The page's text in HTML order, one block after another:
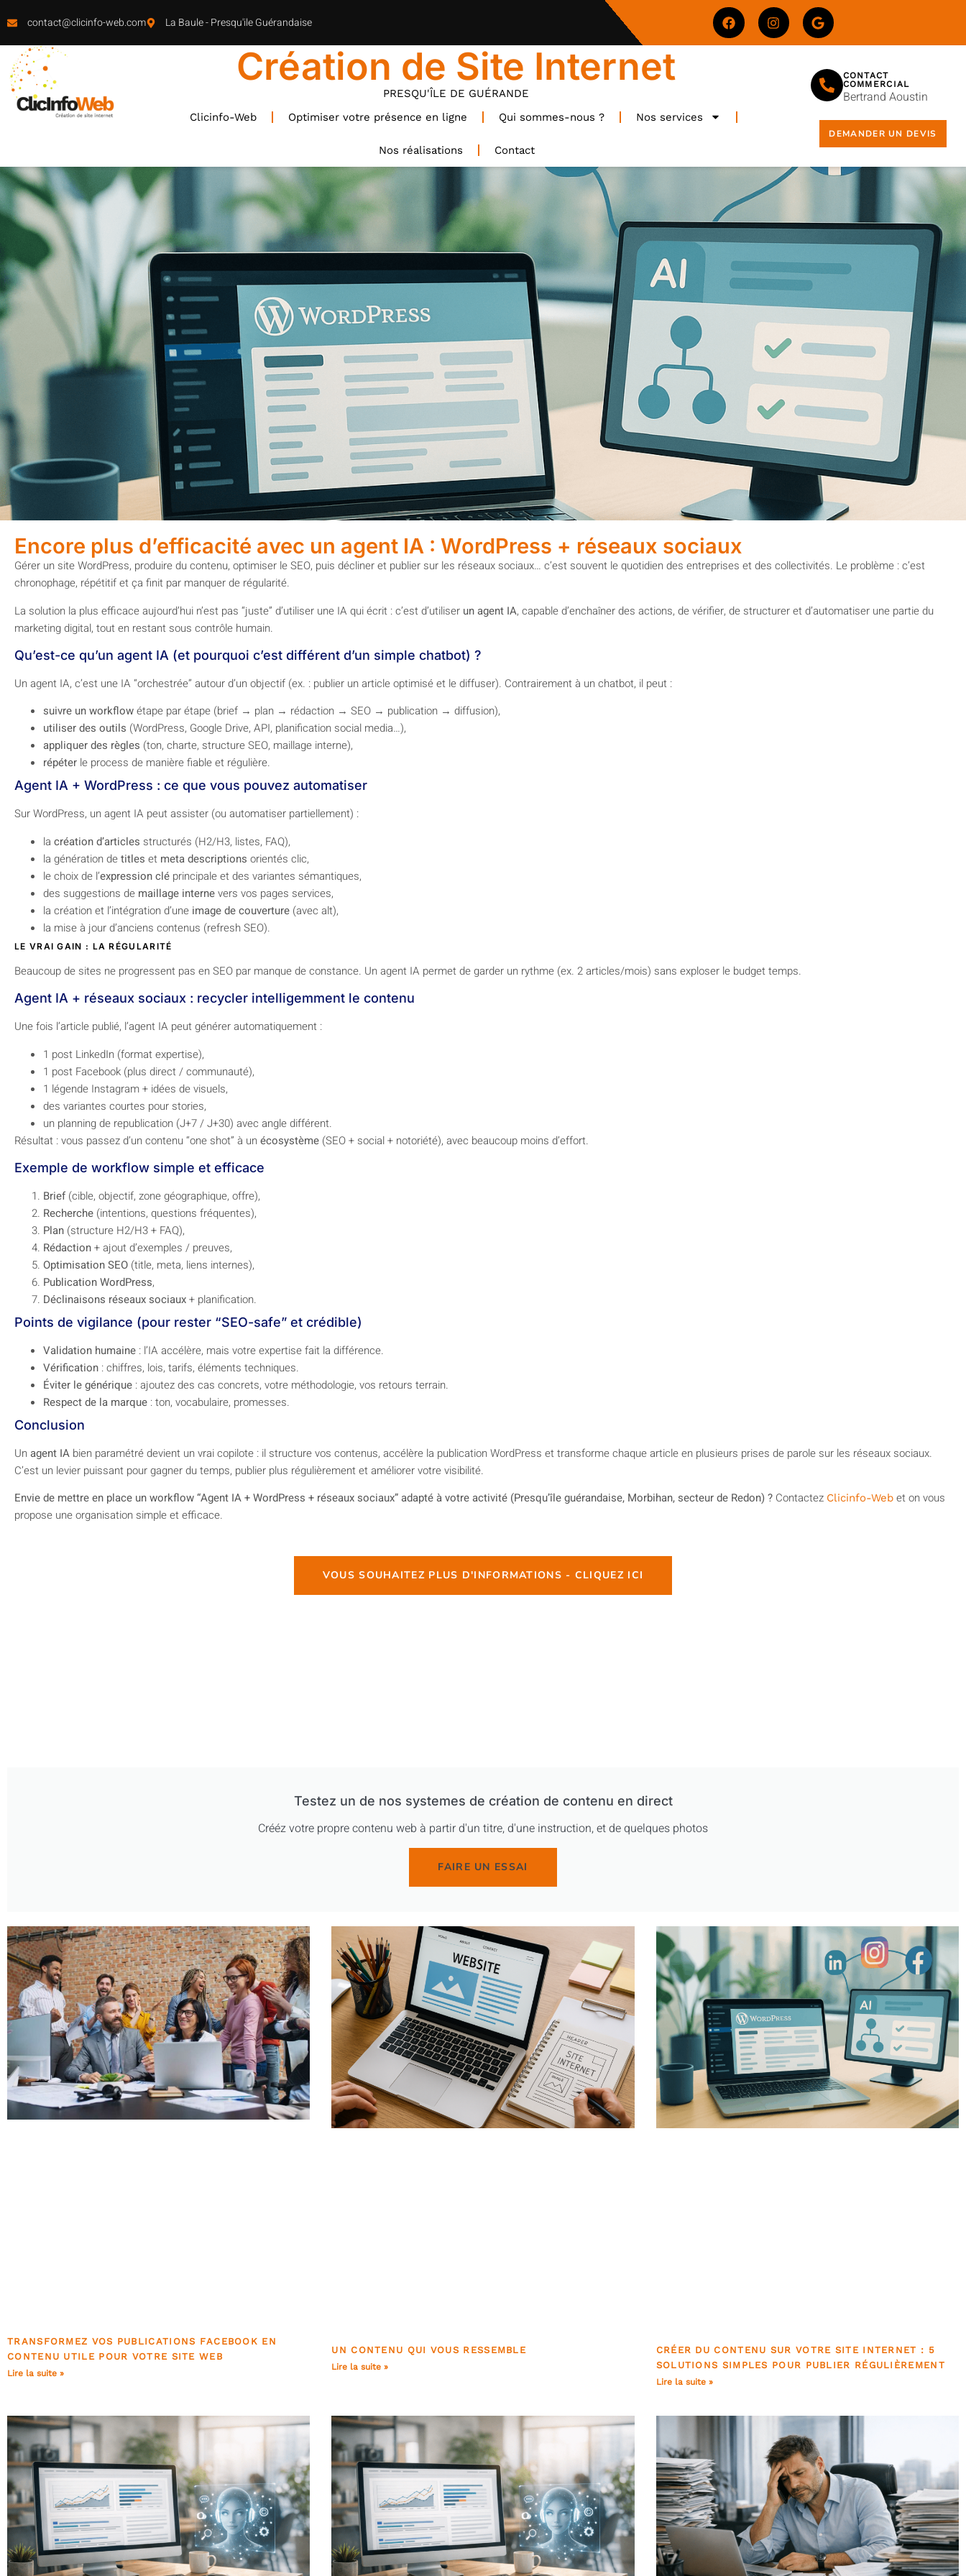
contact@clicinfo-web.com La Baule - Presqu'ile Guérandaise
Création de Site Internet
PRESQU'ÎLE DE GUÉRANDE
Clicinfo-Web
Optimiser votre présence en ligne Qui sommes-nous ? Nos services
Nos réalisations Contact
CONTACT
COMMERCIAL
Bertrand Aoustin
DEMANDER UN DEVIS
Encore plus d’efficacité avec un agent IA : WordPress + réseaux sociaux
Gérer un site WordPress, produire du contenu, optimiser le SEO, puis décliner et publier sur les réseaux sociaux… c’est souvent le quotidien des entreprises et des collectivités. Le problème : c’est
chronophage, répétitif et ça finit par manquer de régularité.
La solution la plus efficace aujourd’hui n’est pas “juste” d’utiliser une IA qui écrit : c’est d’utiliser un agent IA, capable d’enchaîner des actions, de vérifier, de structurer et d’automatiser une partie du
marketing digital, tout en restant sous contrôle humain.
Qu’est-ce qu’un agent IA (et pourquoi c’est différent d’un simple chatbot) ?
Un agent IA, c’est une IA “orchestrée” autour d’un objectif (ex. : publier un article optimisé et le diffuser). Contrairement à un chatbot, il peut :
suivre un workflowétape par étape (brief → plan → rédaction → SEO → publication → diffusion),
utiliser des outils (WordPress, Google Drive, API, planification social media…),
appliquer des règles (ton, charte, structure SEO, maillage interne),
répéter le process de manière fiable et régulière.
Agent IA + WordPress : ce que vous pouvez automatiser
Sur WordPress, un agent IA peut assister (ou automatiser partiellement) :
la création d’articles structurés (H2/H3, listes, FAQ),
la génération detitles et meta descriptions orientés clic,
le choix de l’expression clé principale et des variantes sémantiques,
des suggestions de maillage internevers vos pages services,
la création et l’intégration d’une image de couverture (avec alt),
la mise à jour d’anciens contenus (refresh SEO).
LE VRAI GAIN : LA RÉGULARITÉ
Beaucoup de sites ne progressent pas en SEO par manque de constance. Un agent IA permet de garder un rythme (ex. 2 articles/mois) sans exploser le budget temps.
Agent IA + réseaux sociaux : recycler intelligemment le contenu
Une fois l’article publié, l’agent IA peut générer automatiquement :
1 post LinkedIn (format expertise),
1 post Facebook (plus direct / communauté),
1 légende Instagram + idées de visuels,
des variantes courtes pour stories,
un planning de republication (J+7 / J+30) avec angle différent.
Résultat : vous passez d’un contenu “one shot” à unécosystème (SEO + social + notoriété), avec beaucoup moins d’effort.
Exemple de workflow simple et efficace
Brief(cible, objectif, zone géographique, offre),
Recherche (intentions, questions fréquentes),
Plan (structure H2/H3 + FAQ),
Rédaction+ ajout d’exemples / preuves,
Optimisation SEO (title, meta, liens internes),
Publication WordPress,
Déclinaisons réseaux sociaux+ planification.
Points de vigilance (pour rester “SEO-safe” et crédible)
Validation humaine : l’IA accélère, mais votre expertise fait la différence.
Vérification : chiffres, lois, tarifs, éléments techniques.
Éviter le générique : ajoutez des cas concrets, votre méthodologie, vos retours terrain.
Respect de la marque : ton, vocabulaire, promesses.
Conclusion
Un agent IA bien paramétré devient un vrai copilote : il structure vos contenus, accélère la publication WordPress et transforme chaque article en plusieurs prises de parole sur les réseaux sociaux.
C’est un levier puissant pour gagner du temps, publier plus régulièrement et améliorer votre visibilité.
Envie de mettre en place un workflow “Agent IA + WordPress + réseaux sociaux” adapté à votre activité (Presqu’île guérandaise, Morbihan, secteur de Redon) ? Contactez Clicinfo-Web et on vous
propose une organisation simple et efficace.
VOUS SOUHAITEZ PLUS D'INFORMATIONS - CLIQUEZ ICI
Testez un de nos systemes de création de contenu en direct
Crééz votre propre contenu web à partir d'un titre, d'une instruction, et de quelques photos
FAIRE UN ESSAI
TRANSFORMEZ VOS PUBLICATIONS FACEBOOK EN
CONTENU UTILE POUR VOTRE SITE WEB
Lire la suite »
UN CONTENU QUI VOUS RESSEMBLE
Lire la suite »
CRÉER DU CONTENU SUR VOTRE SITE INTERNET : 5
SOLUTIONS SIMPLES POUR PUBLIER RÉGULIÈREMENT
Lire la suite »